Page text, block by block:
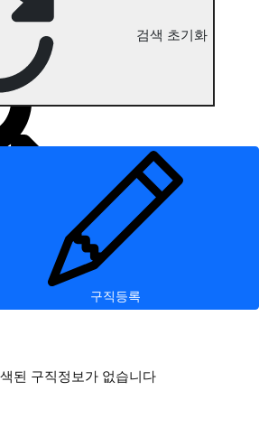
검색 초기화
구직등록
된 구직정보가 없습니다